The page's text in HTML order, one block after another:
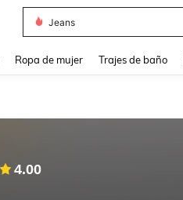
Jeans
Ropa de mujer Trajes de baño
4.00